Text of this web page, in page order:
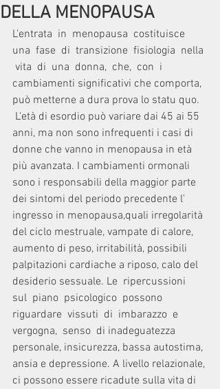
DELLA MENOPAUSA
L'entrata  in  menopausa  costituisce
una  fase  di  transizione  fisiologia  nella
vita  di  una  donna,  che,  con  i
cambiamenti significativi che comporta,
può metterne a dura prova lo statu quo.
L'età di esordio può variare dai 45 ai 55
anni, ma non sono infrequenti i casi di
donne che vanno in menopausa in età
più avanzata. I cambiamenti ormonali
sono i responsabili della maggior parte
dei sintomi del periodo precedente l'
ingresso in menopausa,quali irregolarità
del ciclo mestruale, vampate di calore,
aumento di peso, irritabilità, possibili
palpitazioni cardiache a riposo, calo del
desiderio sessuale. Le  ripercussioni
sul  piano  psicologico  possono
riguardare  vissuti  di  imbarazzo  e
vergogna,  senso  di inadeguatezza
personale, insicurezza, bassa autostima,
ansia e depressione. A livello relazionale,
ci possono essere ricadute sulla vita di